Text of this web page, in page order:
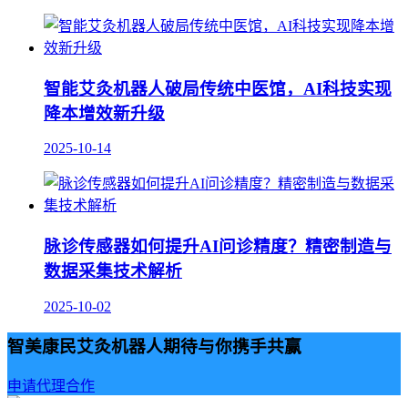
智能艾灸机器人破局传统中医馆，AI科技实现
降本增效新升级
2025-10-14
脉诊传感器如何提升AI问诊精度？精密制造与
数据采集技术解析
2025-10-02
智美康民艾灸机器人期待与你携手共赢
申请代理合作